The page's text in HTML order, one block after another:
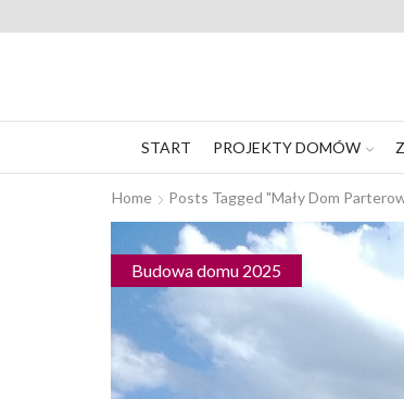
START PROJEKTY DOMÓW
Home Posts Tagged "Mały Dom
Budowa domu 2025